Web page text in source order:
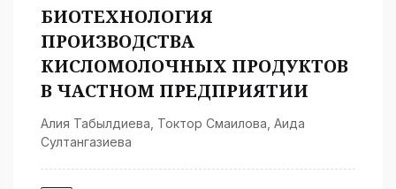
БИОТЕХНОЛОГИЯ
ПРОИЗВОДСТВА
КИСЛОМОЛОЧНЫХ ПРОДУКТОВ
В ЧАСТНОМ ПРЕДПРИЯТИИ
Алия Табылдиева Токтор Смаилова Аида
Султангазиева